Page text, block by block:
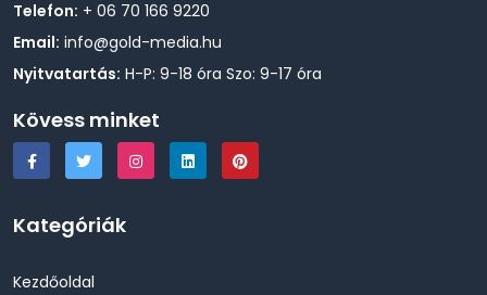
Telefon: + 06 70 166 9220
Email: info@gold-media.hu
Nyitvatartás: H-P: 9-18 óra Szo: 9-17 óra
Kövess minket
Kategóriák
Kezdőoldal